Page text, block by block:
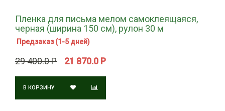
Пленка для письма мелом самоклеящаяся,
черная (ширина 150 см), рулон 30 м
Предзаказ (1-5 дней)
29 400.0 Р 21 870.0 Р
В КОРЗИНУ